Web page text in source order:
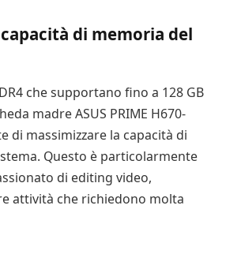
di memoria del
che supportano fino a 128 GB
madre ASUS PRIME H670-
di massimizzare la capacità di
Questo è particolarmente
di editing video,
attività che richiedono molta